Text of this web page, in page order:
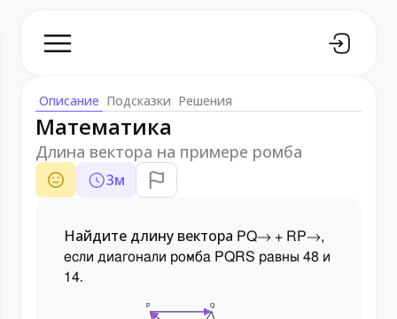
Описание Подсказки Решения
Математика
Длина вектора на примере ромба
3м
Найдите длину вектора PQ→ + RP→,
если диагонали ромба PQRS равны 48 и
14.
Q
P